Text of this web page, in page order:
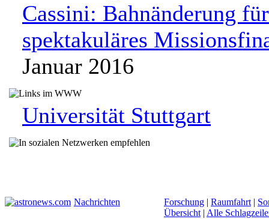
Cassini: Bahnänderung für
spektakuläres
Januar 2016
Universität Stuttgart
Nachrichten Forschung | Raumfahrt |
Übersicht | Alle